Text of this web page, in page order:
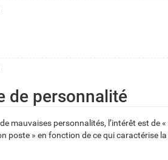
de personnalité
mauvaises personnalités, l’intérêt est de «
poste » en fonction de ce qui caractérise la